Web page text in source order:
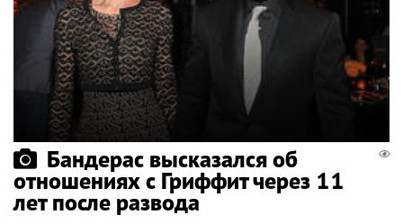
Бандерас высказался об
отношениях с Гриффит через 11
лет после развода